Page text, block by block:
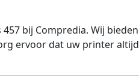
bij Compredia. Wij bieden
ervoor dat uw printer altijd